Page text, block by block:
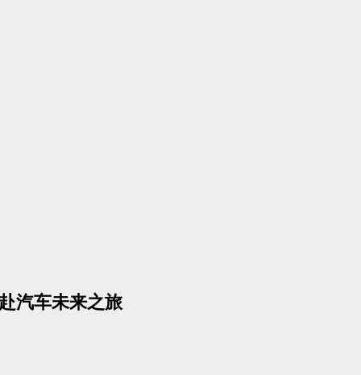
汽车未来之旅